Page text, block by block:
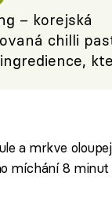
– korejská
chilli
a mrkve
míchání 8 minut